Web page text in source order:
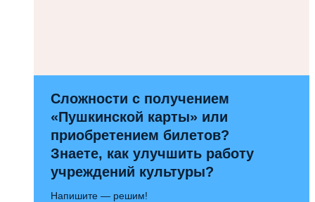
Сложности с получением
«Пушкинской карты» или
приобретением билетов?
Знаете, как улучшить работу
учреждений культуры?
Напишите — решим!